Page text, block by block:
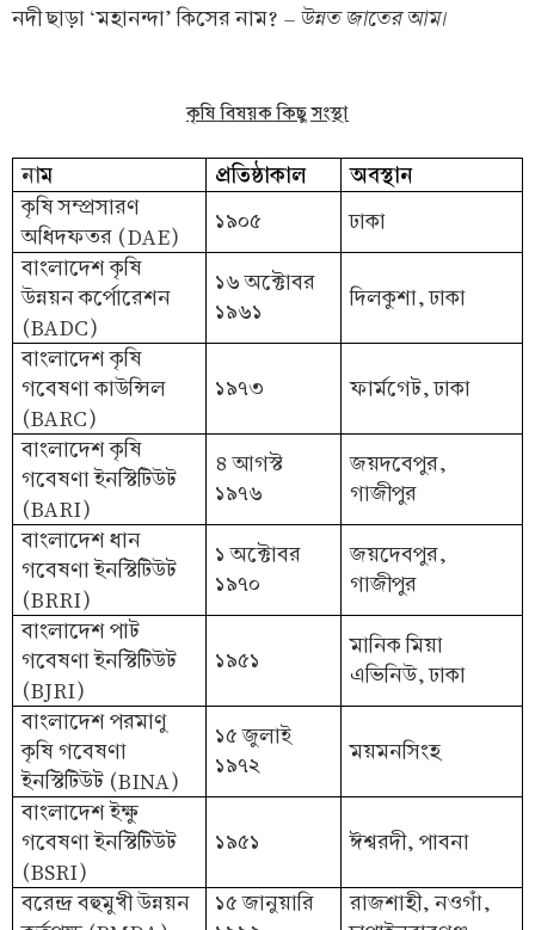
নদী ছাড়া ‘মহানন্দা’ কিসের নাম? – উন্নত জাতের আম।
কৃষি বিষয়ক কিছু সংস্থা
নাম প্রতিষ্ঠাকাল অবস্থান
কৃষি সম্প্রসারণ
অধিদফতর (DAE)
১৯০৫
ঢাকা
বাংলাদেশ কৃষি
উন্নয়ন কর্পোরেশন
(BADC)
১৬ অক্টোবর
১৯৬১
দিলকুশা, ঢাকা
বাংলাদেশ কৃষি
গবেষণা কাউন্সিল
(BARC)
১৯৭৩ ফার্মগেট, ঢাকা
বাংলাদেশ কৃষি
গবেষণা ইনস্টিটিউট
(BARI)
৪ আগস্ট
১৯৭৬
জয়দবেপুর,
গাজীপুর
বাংলাদেশ ধান
গবেষণা ইনস্টিটিউট
(BRRI)
১ অক্টোবর
১৯৭০
জয়দেবপুর,
গাজীপুর
বাংলাদেশ পাট
গবেষণা ইনস্টিটিউট
(BJRI)
১৯৫১
মানিক মিয়া
এভিনিউ, ঢাকা
বাংলাদেশ পরমাণু
কৃষি গবেষণা
ইনস্টিটিউট (BINA)
১৫ জুলাই
১৯৭২
ময়মনসিংহ
বাংলাদেশ ইক্ষু
গবেষণা ইনস্টিটিউট
(BSRI)
১৯৫১ ঈশ্বরদী, পাবনা
বরেন্দ্র বহুমুখী উন্নয়ন
১৫ জানুয়ারি
রাজশাহী, নওগাঁ,